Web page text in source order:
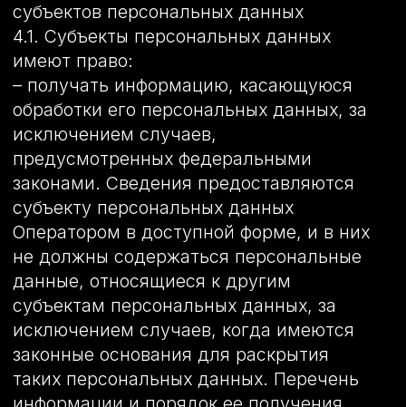
распространения, оформляется
отдельно от других согласий на
обработку его персональных данных.
При этом соблюдаются условия,
предусмотренные, в частности, ст. 10.1
Закона о персональных данных.
Требования к содержанию такого
согласия устанавливаются
уполномоченным органом по защите
прав субъектов персональных данных.
5.8.1 Согласие на обработку
персональных данных, разрешенных для
распространения, Пользователь
предоставляет Оператору
непосредственно.
5.8.2 Оператор обязан в срок не позднее
трех рабочих дней с момента получения
указанного согласия Пользователя
опубликовать информацию об условиях
обработки, о наличии запретов и
условий на обработку неограниченным
кругом лиц персональных данных,
разрешенных для распространения.